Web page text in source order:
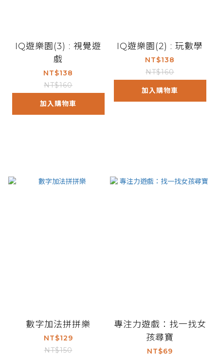
IQ遊樂園(3) : 視覺遊
戲
NT$138
NT$160
加入購物車
IQ遊樂園(2) : 玩數學
NT$138
NT$160
加入購物車
數字加法拼拼樂
NT$129
NT$150
專注力遊戲：找一找女
孩尋寶
NT$69